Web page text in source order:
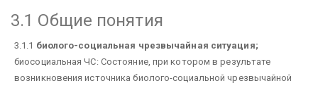
3.1 Общие понятия
3.1.1 биолого-социальная чрезвычайная ситуация;
биосоциальная ЧС: Состояние, при котором в результате
возникновения источника биолого-социальной чрезвычайной